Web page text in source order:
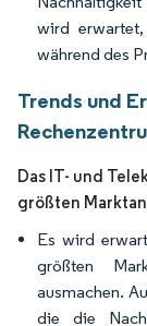
wird erwartet,
während des
Trends und
Das IT- und
größten
Es wird
größten
ausmachen.
die die